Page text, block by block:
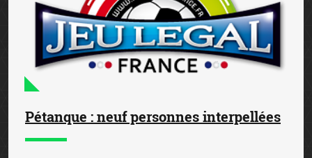
Pétanque : neuf personnes interpellées